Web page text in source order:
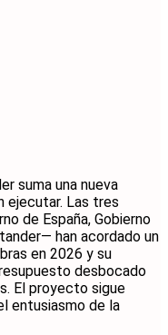
suma una nueva
ejecutar. Las tres
de España, Gobierno
han acordado un
en 2026 y su
desbocado
El proyecto sigue
entusiasmo de la